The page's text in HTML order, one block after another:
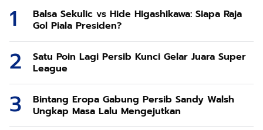
Balsa Sekulic vs Hide Higashikawa: Siapa Raja
Gol Piala Presiden?
Satu Poin Lagi Persib Kunci Gelar Juara Super
League
Bintang Eropa Gabung Persib Sandy Walsh
Ungkap Masa Lalu Mengejutkan